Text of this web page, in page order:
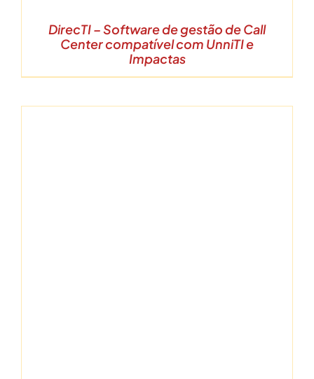
DirecTI – Software de gestão de Call
Center compatível com UnniTI e
Impactas